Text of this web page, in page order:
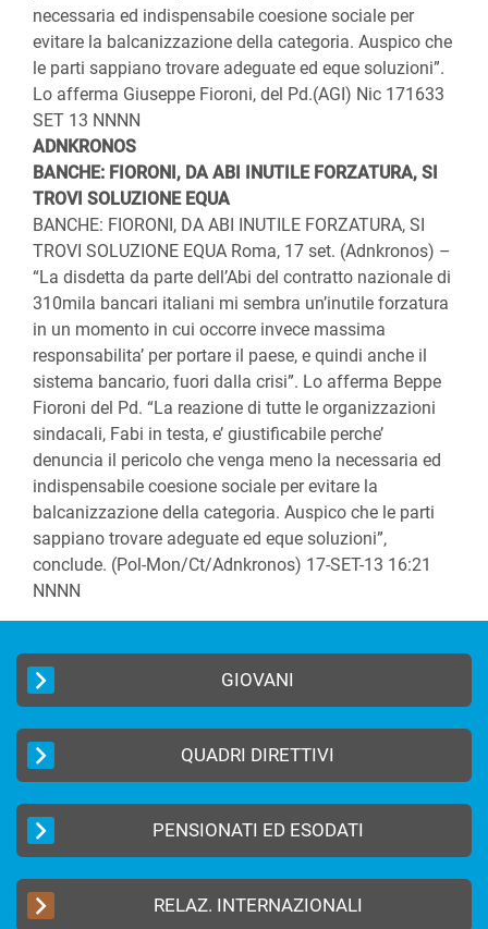
necessaria ed indispensabile coesione sociale per
evitare la balcanizzazione della categoria. Auspico che
le parti sappiano trovare adeguate ed eque soluzioni”.
Lo afferma Giuseppe Fioroni, del Pd.(AGI) Nic 171633
SET 13 NNNN
ADNKRONOS
BANCHE: FIORONI, DA ABI INUTILE FORZATURA, SI
TROVI SOLUZIONE EQUA
BANCHE: FIORONI, DA ABI INUTILE FORZATURA, SI
TROVI SOLUZIONE EQUA Roma, 17 set. (Adnkronos) –
“La disdetta da parte dell’Abi del contratto nazionale di
310mila bancari italiani mi sembra un’inutile forzatura
in un momento in cui occorre invece massima
responsabilita’ per portare il paese, e quindi anche il
sistema bancario, fuori dalla crisi”. Lo afferma Beppe
Fioroni del Pd. “La reazione di tutte le organizzazioni
sindacali, Fabi in testa, e’ giustificabile perche’
denuncia il pericolo che venga meno la necessaria ed
indispensabile coesione sociale per evitare la
balcanizzazione della categoria. Auspico che le parti
sappiano trovare adeguate ed eque soluzioni”,
conclude. (Pol-Mon/Ct/Adnkronos) 17-SET-13 16:21
NNNN
GIOVANI
QUADRI DIRETTIVI
PENSIONATI ED ESODATI
RELAZ. INTERNAZIONALI